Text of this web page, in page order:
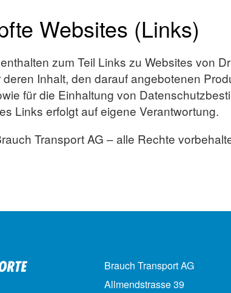
Websites (Links)
zum Teil Links zu Websites von
deren Inhalt, den darauf angebotenen
für die Einhaltung von
Links erfolgt auf eigene Verantwortung.
Transport AG – alle Rechte
Brauch Transport AG
Allmendstrasse 39